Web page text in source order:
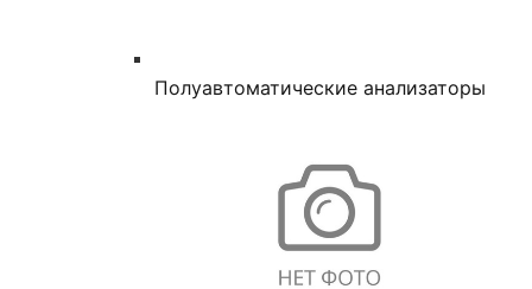
Полуавтоматические анализаторы